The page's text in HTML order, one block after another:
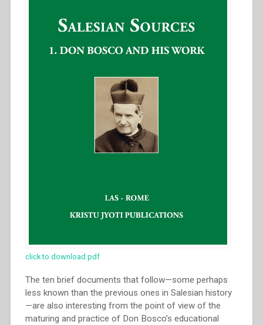
click to download pdf
The ten brief documents that follow—some perhaps
less known than the previous ones in Salesian history
—are also interesting from the point of view of the
maturing and practice of Don Bosco’s educational